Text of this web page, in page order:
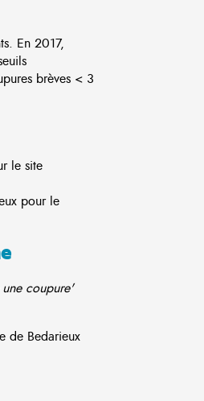
En 2017,
brèves < 3
le site
pour le
coupure'
de Bedarieux